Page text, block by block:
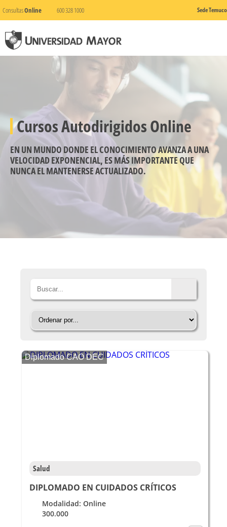
ConsultasOnline 600 328 1000 Sede Temuco
Cursos Autodirigidos Online
EN UN MUNDO DONDE EL CONOCIMIENTO AVANZA A UNA
VELOCIDAD EXPONENCIAL, ES MÁS IMPORTANTE QUE
NUNCA EL MANTENERSE ACTUALIZADO.
Diplomado CAO DEC
Salud
DIPLOMADO EN CUIDADOS CRÍTICOS
Modalidad: Online
300.000